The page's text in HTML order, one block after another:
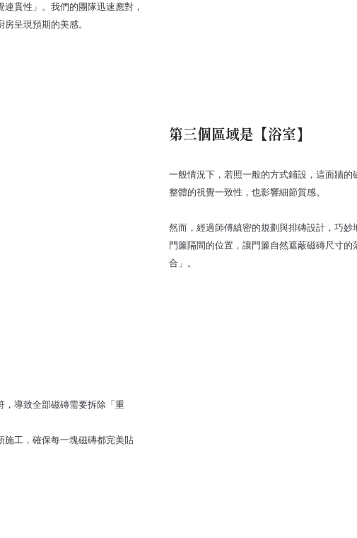
貫性」。我們的團隊迅速應對，
呈現預期的美感。
第三個區域是【浴室】
一般情況下，若照一般的方式鋪設，這面牆
整體的視覺一致性，也影響細節質感。
然而，經過師傅縝密的規劃與排磚設計，巧
門簾隔間的位置，讓門簾自然遮蔽磁磚尺寸
合」。
，導致全部磁磚需要拆除「重
施工，確保每一塊磁磚都完美貼